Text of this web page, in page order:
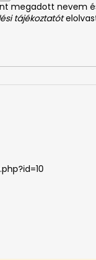
megadott nevem
tájékoztatót